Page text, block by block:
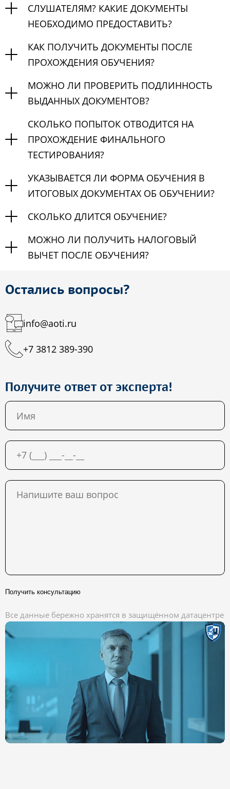
СЛУШАТЕЛЯМ? КАКИЕ ДОКУМЕНТЫ
НЕОБХОДИМО ПРЕДОСТАВИТЬ?
КАК ПОЛУЧИТЬ ДОКУМЕНТЫ ПОСЛЕ
ПРОХОЖДЕНИЯ ОБУЧЕНИЯ?
МОЖНО ЛИ ПРОВЕРИТЬ ПОДЛИННОСТЬ
ВЫДАННЫХ ДОКУМЕНТОВ?
СКОЛЬКО ПОПЫТОК ОТВОДИТСЯ НА
ПРОХОЖДЕНИЕ ФИНАЛЬНОГО
ТЕСТИРОВАНИЯ?
УКАЗЫВАЕТСЯ ЛИ ФОРМА ОБУЧЕНИЯ В
ИТОГОВЫХ ДОКУМЕНТАХ ОБ ОБУЧЕНИИ?
СКОЛЬКО ДЛИТСЯ ОБУЧЕНИЕ?
МОЖНО ЛИ ПОЛУЧИТЬ НАЛОГОВЫЙ
ВЫЧЕТ ПОСЛЕ ОБУЧЕНИЯ?
Остались вопросы?
info@aoti.ru
+7 3812 389-390
Получите ответ от эксперта!
Получить консультацию
Все данные бережно хранятся в защищённом датацентре